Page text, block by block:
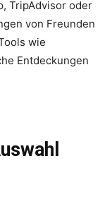
TripAdvisor oder
von Freunden
wie
Entdeckungen